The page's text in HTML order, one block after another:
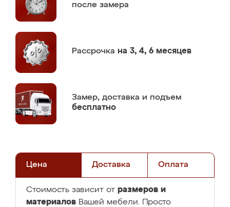
после замера
Рассрочка на 3, 4, 6 месяцев
Замер, доставка и подъем
бесплатно
Цена Доставка Оплата
Стоимость зависит от размеров и
материалов Вашей мебели. Просто